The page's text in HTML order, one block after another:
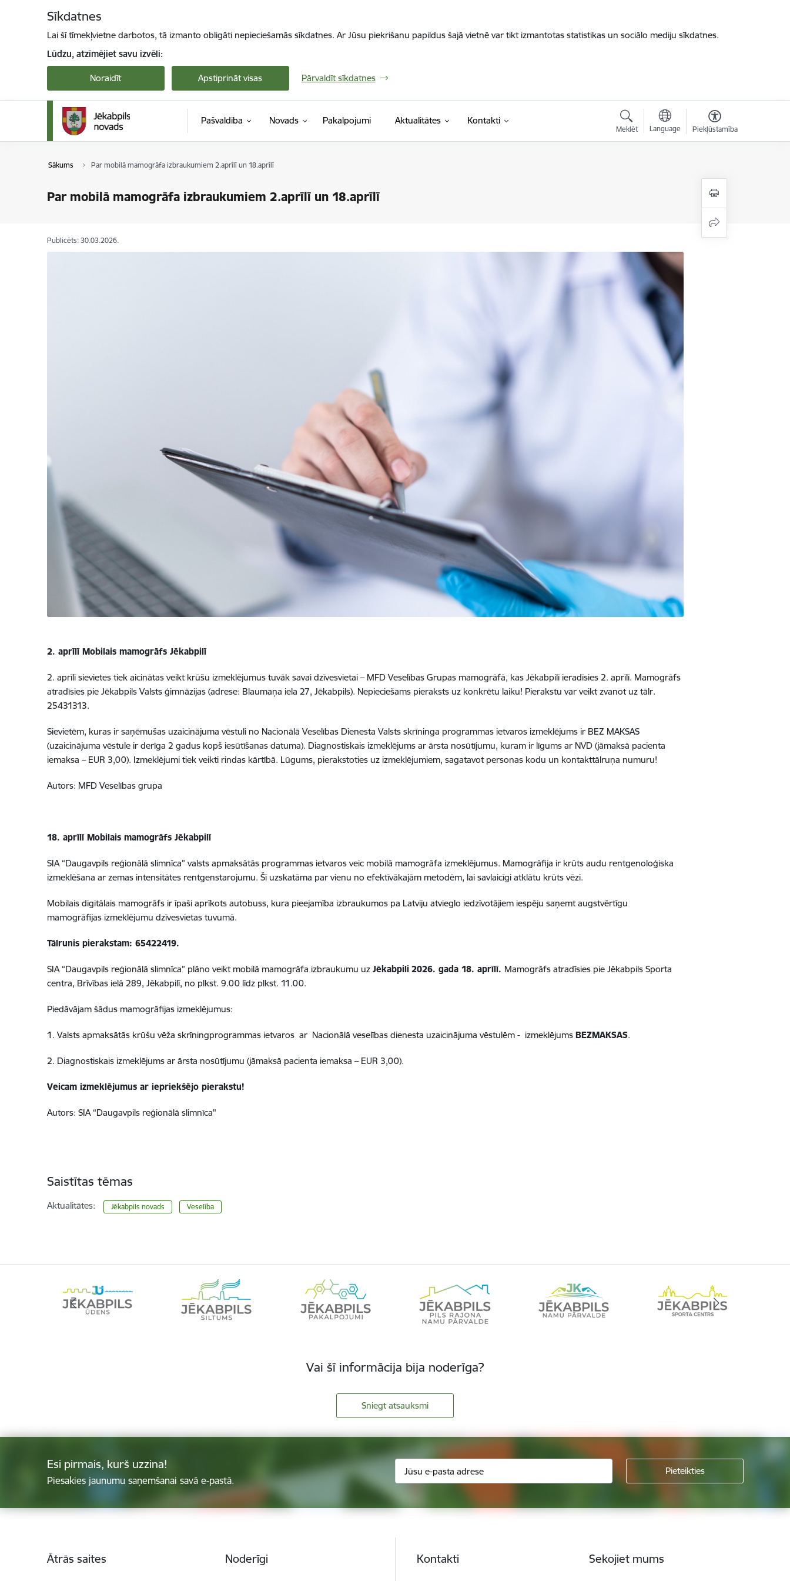
Sīkdatnes
Lai šī tīmekļvietne darbotos, tā izmanto obligāti nepieciešamās sīkdatnes. Ar Jūsu piekrišanu papildus šajā vietnē var tikt izmantotas statistikas un sociālo mediju sīkdatnes.
Lūdzu, atzīmējiet savu izvēli:
Noraidīt Apstiprināt visas Pārvaldīt sīkdatnes
Pašvaldība Novads Pakalpojumi Aktualitātes Kontakti
Meklēt Language Piekļūstamība
Sākums Par mobilā mamogrāfa izbraukumiem 2.aprīlī un 18.aprīlī
Par mobilā mamogrāfa izbraukumiem 2.aprīlī un 18.aprīlī
Publicēts: 30.03.2026.
2. aprīlī Mobilais mamogrāfs Jēkabpilī
2. aprīlī sievietes tiek aicinātas veikt krūšu izmeklējumus tuvāk savai dzīvesvietai – MFD Veselības Grupas mamogrāfā, kas Jēkabpilī ieradīsies 2. aprīlī. Mamogrāfs
atradīsies pie Jēkabpils Valsts ģimnāzijas (adrese: Blaumaņa iela 27, Jēkabpils). Nepieciešams pieraksts uz konkrētu laiku! Pierakstu var veikt zvanot uz tālr.
25431313.
Sievietēm, kuras ir saņēmušas uzaicinājuma vēstuli no Nacionālā Veselības Dienesta Valsts skrīninga programmas ietvaros izmeklējums ir BEZ MAKSAS
(uzaicinājuma vēstule ir derīga 2 gadus kopš iesūtīšanas datuma). Diagnostiskais izmeklējums ar ārsta nosūtījumu, kuram ir līgums ar NVD (jāmaksā pacienta
iemaksa – EUR 3,00). Izmeklējumi tiek veikti rindas kārtībā. Lūgums, pierakstoties uz izmeklējumiem, sagatavot personas kodu un kontakttālruņa numuru!
Autors: MFD Veselības grupa
18. aprīlī Mobilais mamogrāfs Jēkabpilī
SIA “Daugavpils reģionālā slimnīca” valsts apmaksātās programmas ietvaros veic mobilā mamogrāfa izmeklējumus. Mamogrāfija ir krūts audu rentgenoloģiska
izmeklēšana ar zemas intensitātes rentgenstarojumu. Šī uzskatāma par vienu no efektīvākajām metodēm, lai savlaicīgi atklātu krūts vēzi.
Mobilais digitālais mamogrāfs ir īpaši aprīkots autobuss, kura pieejamība izbraukumos pa Latviju atvieglo iedzīvotājiem iespēju saņemt augstvērtīgu
mamogrāfijas izmeklējumu dzīvesvietas tuvumā.
Tālrunis pierakstam: 65422419.
SIA “Daugavpils reģionālā slimnīca” plāno veikt mobilā mamogrāfa izbraukumu uz Jēkabpili 2026. gada 18. aprīlī. Mamogrāfs atradīsies pie Jēkabpils Sporta
centra, Brīvības ielā 289, Jēkabpilī, no plkst. 9.00 līdz plkst. 11.00.
Piedāvājam šādus mamogrāfijas izmeklējumus:
1. Valsts apmaksātās krūšu vēža skrīningprogrammas ietvaros ar Nacionālā veselības dienesta uzaicinājuma vēstulēm - izmeklējums BEZMAKSAS.
2. Diagnostiskais izmeklējums ar ārsta nosūtījumu (jāmaksā pacienta iemaksa – EUR 3,00).
Veicam izmeklējumus ar iepriekšējo pierakstu!
Autors: SIA “Daugavpils reģionālā slimnīca"
Saistītas tēmas
Aktualitātes: Jēkabpils novads Veselība
Vai šī informācija bija noderīga?
Sniegt atsauksmi
Esi pirmais, kurš uzzina!
Piesakies jaunumu saņemšanai savā e-pastā.
Ātrās saites Noderīgi Kontakti Sekojiet mums